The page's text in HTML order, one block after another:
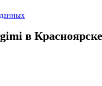
в Красноярске